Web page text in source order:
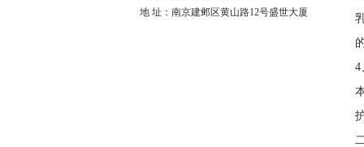
地 址：南京建邺区黄山路12号盛世大厦
4